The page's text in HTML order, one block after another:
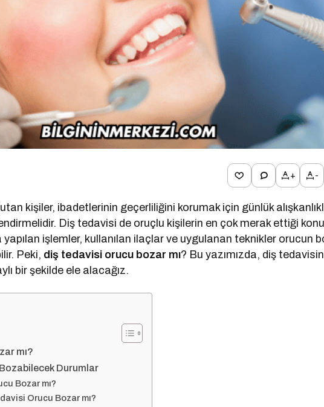
+ -
kişiler, ibadetlerinin geçerliliğini korumak için günlük
Diş tedavisi de oruçlu kişilerin en çok merak ettiği
yapılan işlemler, kullanılan ilaçlar ve uygulanan teknikler orucun
Peki, diş tedavisi orucu bozar mı? Bu yazımızda, diş
bir şekilde ele alacağız.
mı?
Durumlar
Bozar mı?
Orucu Bozar mı?